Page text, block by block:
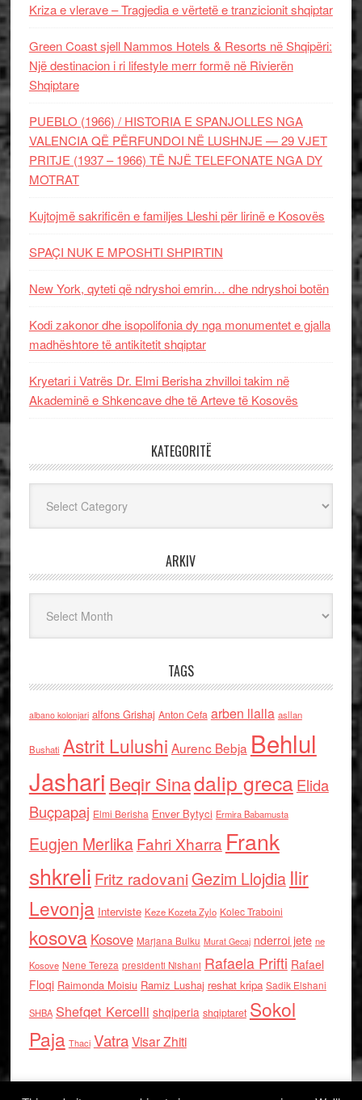
Kriza e vlerave – Tragjedia e vërtetë e tranzicionit shqiptar
Green Coast sjell Nammos Hotels & Resorts në Shqipëri:
Një destinacion i ri lifestyle merr formë në Rivierën
Shqiptare
PUEBLO (1966) / HISTORIA E SPANJOLLES NGA
VALENCIA QË PËRFUNDOI NË LUSHNJE — 29 VJET
PRITJE (1937 – 1966) TË NJË TELEFONATE NGA DY
MOTRAT
Kujtojmë sakrificën e familjes Lleshi për lirinë e Kosovës
SPAÇI NUK E MPOSHTI SHPIRTIN
New York, qyteti që ndryshoi emrin… dhe ndryshoi botën
Kodi zakonor dhe isopolifonia dy nga monumentet e gjalla
madhështore të antikitetit shqiptar
Kryetari i Vatrës Dr. Elmi Berisha zhvilloi takim në
Akademinë e Shkencave dhe të Arteve të Kosovës
KATEGORITË
ARKIV
TAGS
albano kolonjari alfons Grishaj Anton Cefa arben llalla asllan
Bushati Astrit Lulushi Aurenc Bebja Behlul
Jashari Beqir Sinadalip grecaElida
Buçpapaj Elmi Berisha Enver Bytyci Ermira Babamusta
Eugjen MerlikaFahri Xharra Frank
shkreli Fritz radovaniGezim Llojdia Ilir
Levonja Interviste Keze Kozeta Zylo Kolec Traboini
kosova Kosove Marjana Bulku Murat Gecaj nderroi jete ne
Kosove Nene Tereza presidenti Nishani Rafaela Prifti Rafael
Floqi Raimonda Moisiu Ramiz Lushaj reshat kripa Sadik Elshani
SHBA Shefqet Kercelli shqiperia shqiptaret Sokol
Paja Thaci VatraVisar Zhiti